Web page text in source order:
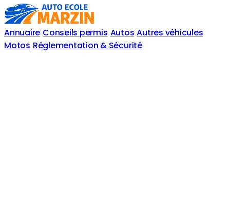
Annuaire Conseils permis Autos Autres véhicules
Motos Réglementation & Sécurité